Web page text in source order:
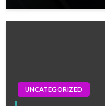
UNCATEGORIZED